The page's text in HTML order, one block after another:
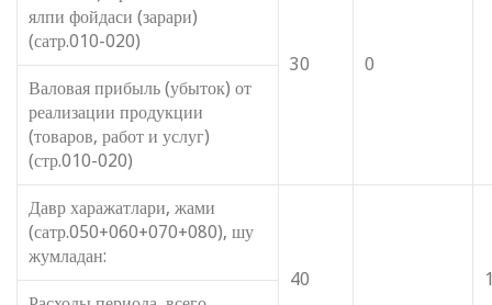
ялпи фойдаси (зарари)
(сатр.010-020)
30
0
Валовая прибыль (убыток) от
реализации продукции
(товаров, работ и услуг)
(стр.010-020)
Давр харажатлари, жами
(сатр.050+060+070+080), шу
жумладан:
40